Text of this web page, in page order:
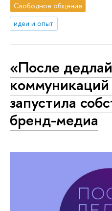
Свободное общение
идеи и опыт
«После
запустила
бренд-медиа